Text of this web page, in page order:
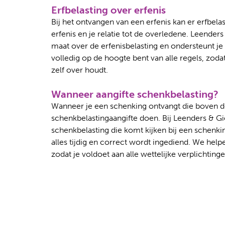
Erfbelasting over erfenis
Bij het ontvangen van een erfenis kan er
erfenis en je relatie tot de overledene.
maat over de erfenisbelasting en ondersteunt
volledig op de hoogte bent van alle regels,
zelf over houdt.
Wanneer aangifte schenkbelasting?
Wanneer je een schenking ontvangt die boven
schenkbelastingaangifte doen. Bij Leenders &
schenkbelasting die komt kijken bij een
alles tijdig en correct wordt ingediend. We
zodat je voldoet aan alle wettelijke